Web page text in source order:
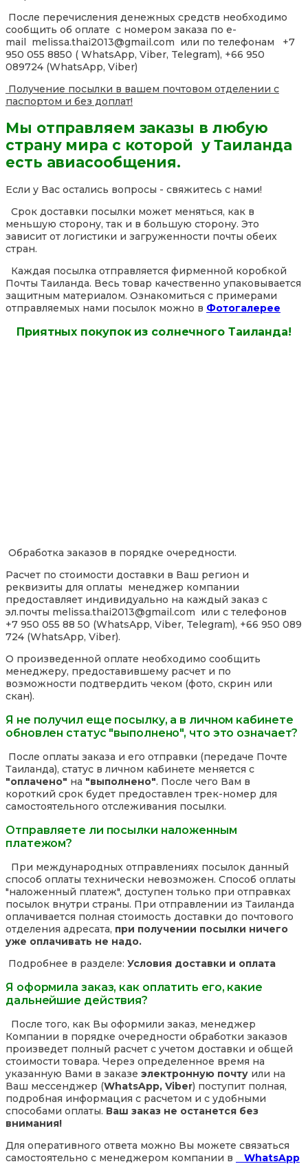
После перечисления денежных средств необходимо
сообщить об оплате с номером заказа по e-
mail melissa.thai2013@gmail.com или по телефонам +7
950 055 8850 ( WhatsApp, Viber, Telegram), +66 950
089724 (WhatsApp, Viber)
Получение посылки в вашем почтовом отделении с
паспортом и без доплат!
Мы отправляем заказы в любую
страну мира с которой у Таиланда
есть авиасообщения.
Если у Вас остались вопросы - свяжитесь с нами!
Срок доставки посылки может меняться, как в
меньшую сторону, так и в большую сторону. Это
зависит от логистики и загруженности почты обеих
стран.
Каждая посылка отправляется фирменной коробкой
Почты Таиланда. Весь товар качественно упаковывается
защитным материалом. Ознакомиться с примерами
отправляемых нами посылок можно в Фотогалерее
Приятных покупок из солнечного Таиланда!
Обработка заказов в порядке очередности.
Расчет по стоимости доставки в Ваш регион и
реквизиты для оплаты менеджер компании
предоставляет индивидуально на каждый заказ с
эл.почты melissa.thai2013@gmail.com или с телефонов
+7 950 055 88 50 (WhatsApp, Viber, Telegram), +66 950 089
724 (WhatsApp, Viber).
О произведенной оплате необходимо сообщить
менеджеру, предоставившему расчет и по
возможности подтвердить чеком (фото, скрин или
скан).
Я не получил еще посылку, а в личном кабинете
обновлен статус "выполнено", что это означает?
После оплаты заказа и его отправки (передаче Почте
Таиланда), статус в личном кабинете меняется с
"оплачено" на "выполнено". После чего Вам в
короткий срок будет предоставлен трек-номер для
самостоятельного отслеживания посылки.
Отправляете ли посылки наложенным
платежом?
При международных отправлениях посылок данный
способ оплаты технически невозможен. Способ оплаты
"наложенный платеж", доступен только при отправках
посылок внутри страны. При отправлении из Таиланда
оплачивается полная стоимость доставки до почтового
отделения адресата, при получении посылки ничего
уже оплачивать не надо.
Подробнее в разделе: Условия доставки и оплата
Я оформила заказ, как оплатить его, какие
дальнейшие действия?
После того, как Вы оформили заказ, менеджер
Компании в порядке очередности обработки заказов
произведет полный расчет с учетом доставки и общей
стоимости товара. Через определенное время на
указанную Вами в заказе электронную почту или на
Ваш мессенджер (WhatsApp, Viber) поступит полная,
подробная информация с расчетом и с удобными
способами оплаты. Ваш заказ не останется без
внимания!
Для оперативного ответа можно Вы можете связаться
самостоятельно с менеджером компании в
WhatsApp